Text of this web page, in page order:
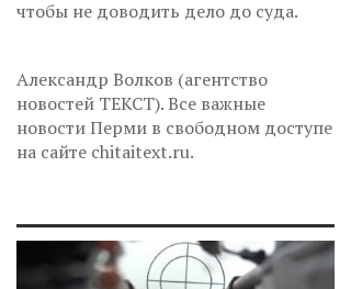
чтобы не доводить дело до суда.
Александр Волков (агентство
новостей ТЕКСТ). Все важные
новости Перми в свободном доступе
на сайте chitaitext.ru.